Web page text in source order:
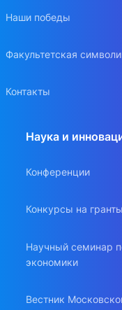
Наши победы
Факультетская
Контакты
Наука и
Конференции
Конкурсы на
Научный семинар
экономики
Вестник